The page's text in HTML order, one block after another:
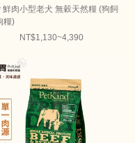
鮮肉小型老犬 無穀天然糧 (狗飼
糧)
NT$1,130~4,390